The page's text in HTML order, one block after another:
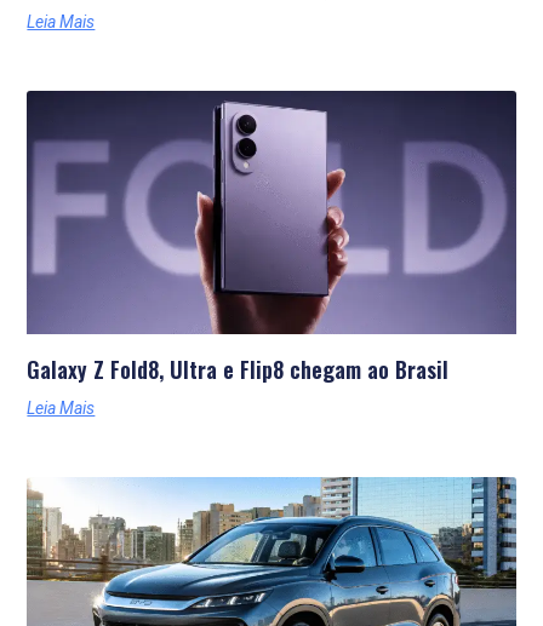
Leia Mais
Galaxy Z Fold8, Ultra e Flip8 chegam ao Brasil
Leia Mais